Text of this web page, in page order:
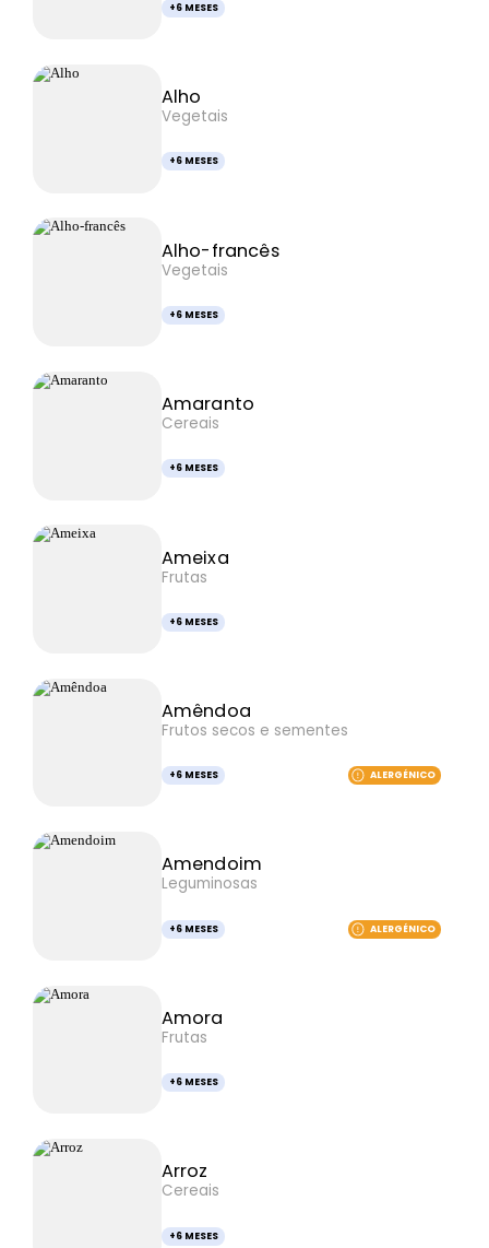
+6 MESES
Alho
Vegetais
+6 MESES
Alho-francês
Vegetais
+6 MESES
Amaranto
Cereais
+6 MESES
Ameixa
Frutas
+6 MESES
Amêndoa
Frutos secos e sementes
+6 MESES ALERGÉNICO
Amendoim
Leguminosas
+6 MESES ALERGÉNICO
Amora
Frutas
+6 MESES
Arroz
Cereais
+6 MESES